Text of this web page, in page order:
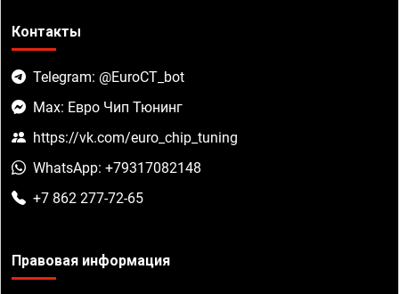
Контакты
Telegram: @EuroCT_bot
Max: Евро Чип Тюнинг
https://vk.com/euro_chip_tuning
WhatsApp: +79317082148
+7 862 277-72-65
Правовая информация